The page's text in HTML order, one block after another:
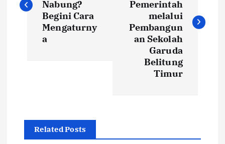
s
Nabung?
Begini Cara
Mengaturny
a
Pemerintah
melalui
Pembangun
an Sekolah
Garuda
Belitung
Timur
Related Posts